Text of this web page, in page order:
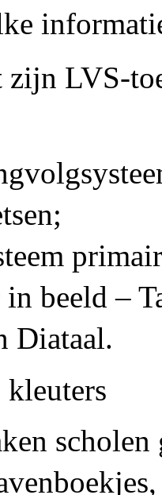
LVS-
beeld –
Diataal.
kleuters